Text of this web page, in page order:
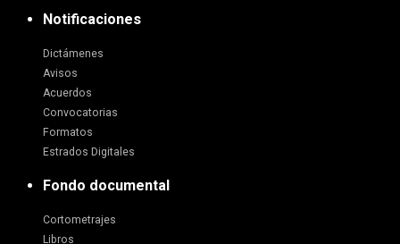
Notificaciones
Dictámenes
Avisos
Acuerdos
Convocatorias
Formatos
Estrados Digitales
Fondo documental
Cortometrajes
Libros